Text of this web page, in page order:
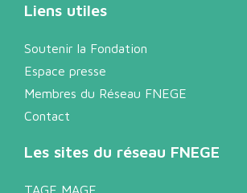
Liens utiles
Soutenir la Fondation
Espace presse
Membres du Réseau FNEGE
Contact
Les sites du réseau FNEGE
TAGE MAGE